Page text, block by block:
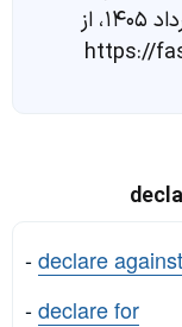
. مشاهده در تاریخ ۱۸ مرداد ۱۴۰۵، از
https://
-declare against
-declare for